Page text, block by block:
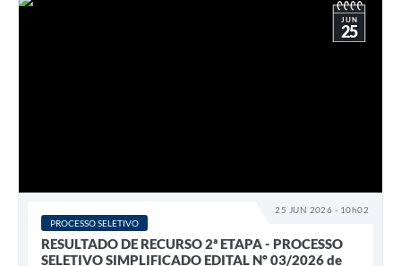
25 JUN 2026 - 10h02
JUN
25
PROCESSO SELETIVO
RESULTADO DE RECURSO 2ª ETAPA - PROCESSO
SELETIVO SIMPLIFICADO EDITAL Nº 03/2026 de